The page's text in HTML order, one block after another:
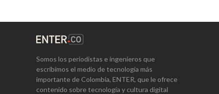
Somos los periodistas e ingenieros que
escribimos el medio de tecnología más
importante de Colombia, ENTER, que le ofrece
contenido sobre tecnología y cultura digital